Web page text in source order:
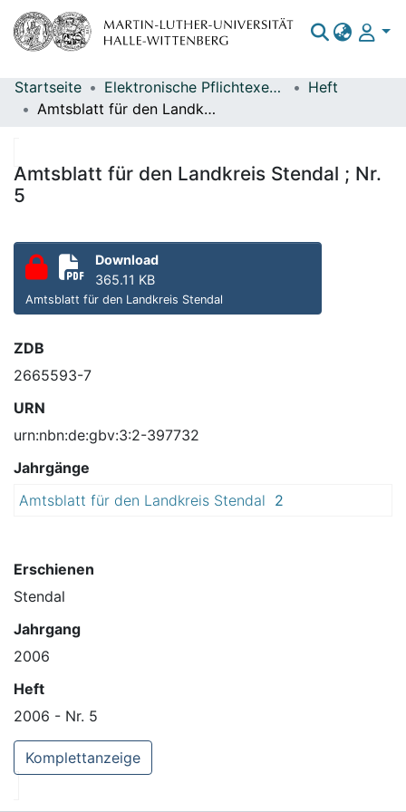
Bereiche & Sammlungen
Statistiken
Startseite Elektronische Pflichtexemplare
Heft
Amtsblatt für den Landkreis Stendal ; Nr. 5
Amtsblatt für den Landkreis Stendal ; Nr.
5
Download
365.11 KB
Amtsblatt für den Landkreis Stendal
ZDB
2665593-7
URN
urn:nbn:de:gbv:3:2-397732
Jahrgänge
Amtsblatt für den Landkreis Stendal 2
Erschienen
Stendal
Jahrgang
2006
Heft
2006 - Nr. 5
Komplettanzeige